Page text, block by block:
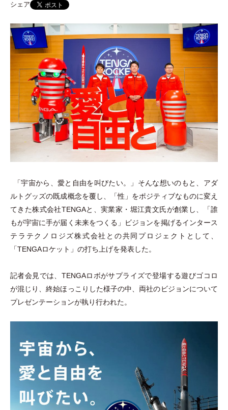
シェア
「宇宙から、愛と自由を叫びたい。 」 そんな想いのもと、アダ
ルトグッズの既成概念を覆し、
「性 」 をポジティブなものに変え
てきた株式会社TENGAと、実業家 ・ 堀江貴文氏が創業し、 「誰
もが宇宙に手が届く未来をつくる 」
ビジョンを掲げるインタース
テラテクノロジズ株式会社との共同プロジェクトとして、
「TENGAロケット 」 の打ち上げを発表した。
記者会見では、TENGAロボがサプライズで登場する遊びゴコロ
が混じり、終始ほっこりした様子の中、両社のビジョンについて
プレゼンテーションが執り行われた。